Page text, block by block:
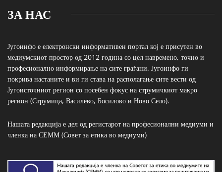
ЗА НАС
Југоинфо е електронски информативен портал кој е присутен во
медиумскиот простор од 2012 година со цел навремено, точно и
професионално информирање на сите граѓани. Југоинфо ги
покрива настаните и ви ги става на располагање сите вести од
Југоисточниот регион со посебен фокус на струмичкиот макро
регион (Струмица, Василево, Босилово и Ново Село).
Нашата редакција е дел од регистарот на професионални медиуми и
членка на СЕММ (Совет за етика во медиуми)